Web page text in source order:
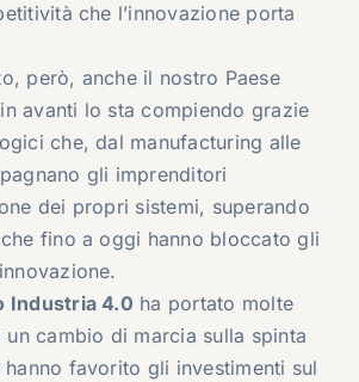
che l’innovazione porta
però, anche il nostro Paese
avanti lo sta compiendo grazie
che, dal manufacturing alle
gli imprenditori
dei propri sistemi, superando
fino a oggi hanno bloccato gli
Industria 4.0 ha portato molte
un cambio di marcia sulla spinta
favorito gli investimenti sul